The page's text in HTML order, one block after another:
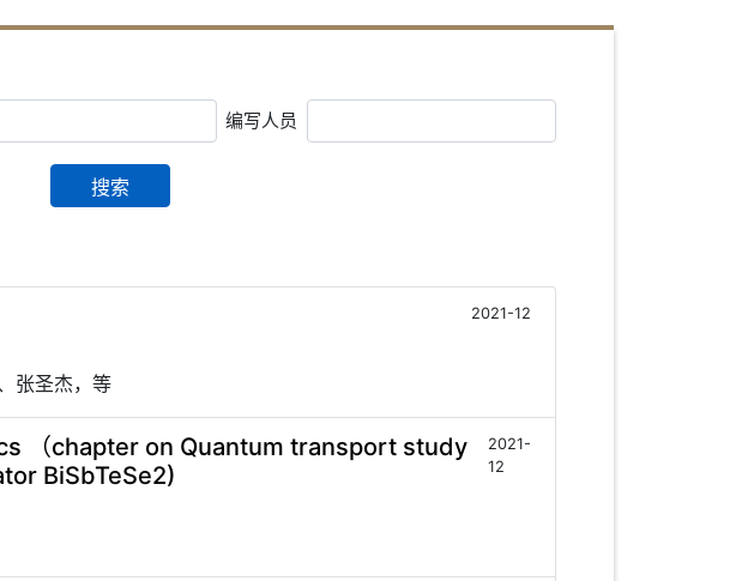
编写人员
搜索
2021-12
张圣杰，等
（chapter on Quantum transport study
BiSbTeSe2)
2021-
12